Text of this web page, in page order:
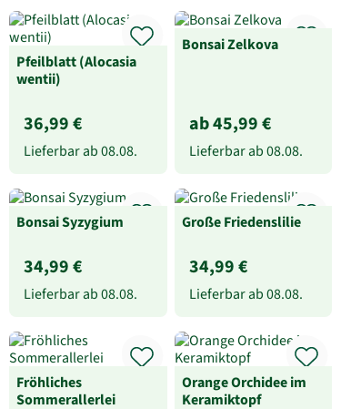
Pfeilblatt (Alocasia
wentii)
36,99 €
Lieferbar ab08.08.
Bonsai Zelkova
ab 45,99 €
Lieferbar ab08.08.
Bonsai Syzygium
34,99 €
Lieferbar ab08.08.
Große Friedenslilie
34,99 €
Lieferbar ab08.08.
Fröhliches
Sommerallerlei
Orange Orchidee im
Keramiktopf